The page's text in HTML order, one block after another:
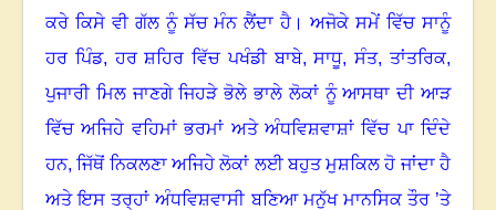
ਕਰੇ ਕਿਸੇ ਵੀ ਗੱਲ ਨੂੰ ਸੱਚ ਮੰਨ ਲੈਂਦਾ ਹੈ। ਅਜੋਕੇ ਸਮੇਂ ਵਿੱਚ ਸਾਨੂੰ
ਹਰ ਪਿੰਡ,ਹਰ ਸ਼ਹਿਰ ਵਿੱਚ ਪਖੰਡੀ ਬਾਬੇ,ਸਾਧੂ,ਸੰਤ,ਤਾਂਤਰਿਕ,
ਪੁਜਾਰੀ ਮਿਲ ਜਾਣਗੇ ਜਿਹੜੇ ਭੋਲੇ ਭਾਲੇ ਲੋਕਾਂ ਨੂੰ ਆਸਥਾ ਦੀ ਆੜ
ਵਿੱਚ ਅਜਿਹੇ ਵਹਿਮਾਂ ਭਰਮਾਂ ਅਤੇ ਅੰਧਵਿਸ਼ਵਾਸ਼ਾਂ ਵਿੱਚ ਪਾ ਦਿੰਦੇ
ਹਨ,ਜਿੱਥੋਂ ਨਿਕਲਣਾ ਅਜਿਹੇ ਲੋਕਾਂ ਲਈ ਬਹੁਤ ਮੁਸ਼ਕਿਲ ਹੋ ਜਾਂਦਾ ਹੈ
ਅਤੇ ਇਸ ਤਰ੍ਹਾਂ ਅੰਧਵਿਸ਼ਵਾਸੀ ਬਣਿਆ ਮਨੁੱਖ ਮਾਨਸਿਕ ਤੌਰ ’ਤੇ